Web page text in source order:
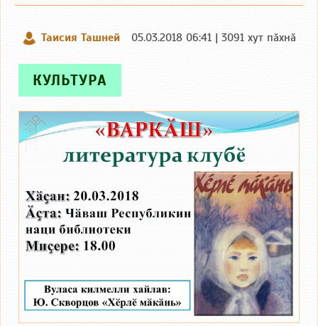
Таисия Ташней 05.03.2018 06:41 | 3091 хут пӑхнӑ
КУЛЬТУРА